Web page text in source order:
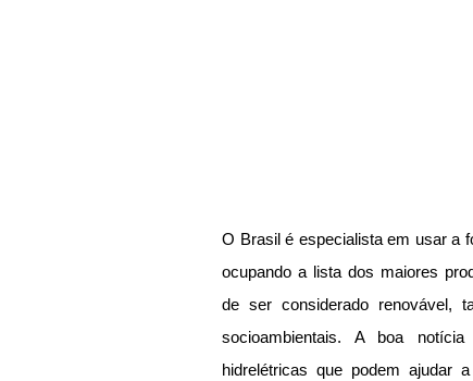
O Brasil é especialista em usar a
ocupando a lista dos maiores
de ser considerado renovável,
socioambientais. A boa
hidrelétricas que podem ajudar